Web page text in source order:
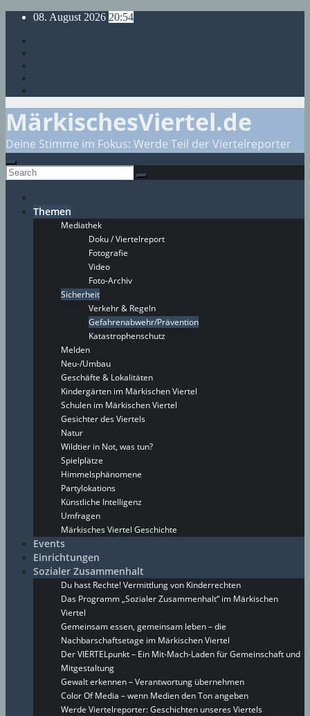
Skip
content
08. August 2026 20:54
MärkischesViertel.de
Deine Stimme im Fokus: Werde Teil der Viertelreporter
Themen
Mediathek
Doku / Viertelreport
Fotografie
Video
Foto-Archiv
Sicherheit
Verkehr & Regeln
Gefahrenabwehr/Prävention
Katastrophenschutz
Melden
Neu-/Umbau
Geschäfte & Lokalitäten
Kindergärten im Märkischen Viertel
Schulen im Märkischen Viertel
Gesichter des Viertels
Natur
Wildtier in Not, was tun?
Spielplätze
Himmelsphänomene
Partylokations
Künstliche Intelligenz
Umfragen
Märkisches Viertel Geschichte
Events
Einrichtungen
Sozialer Zusammenhalt
Du hast Rechte! Vermittlung von Kinderrechten
Das Programm „Sozialer Zusammenhalt“ im Märkischen
Viertel
Gemeinsam essen, gemeinsam leben – die
Nachbarschaftsetage im Märkischen Viertel
Der VIERTELpunkt – Ein Mit-Mach-Laden für Gemeinschaft und
Mitgestaltung
Gewalt erkennen – Verantwortung übernehmen
Color Of Media – wenn Medien den Ton angeben
Werde Viertelreporter: Geschichten unseres Viertels